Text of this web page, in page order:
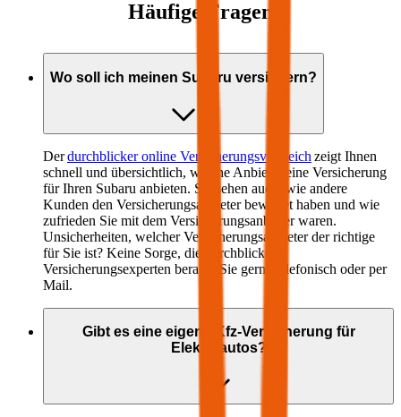
Häufige Fragen
Wo soll ich meinen Subaru versichern?
Derdurchblicker online Versicherungsvergleich zeigt Ihnen
schnell und übersichtlich, welche Anbieter eine Versicherung
für Ihren Subaru anbieten. Sie sehen auch, wie andere
Kunden den Versicherungsanbieter bewertet haben und wie
zufrieden Sie mit dem Versicherungsanbieter waren.
Unsicherheiten, welcher Versicherungsanbieter der richtige
für Sie ist? Keine Sorge, die durchblicker
Versicherungsexperten beraten Sie gerne telefonisch oder per
Mail.
Gibt es eine eigene Kfz-Versicherung für
Elektroautos?